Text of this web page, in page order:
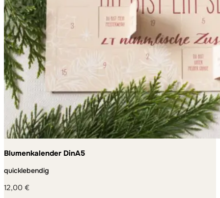
Blumenkalender DinA5
quicklebendig
12,00 €